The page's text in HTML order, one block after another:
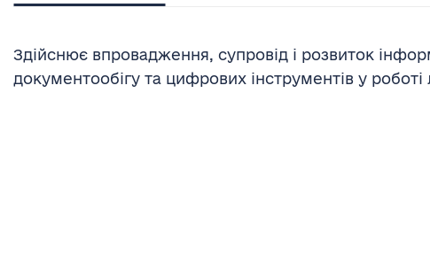
Здійснює впровадження, супровід і розвиток
документообігу та цифрових інструментів у роботі